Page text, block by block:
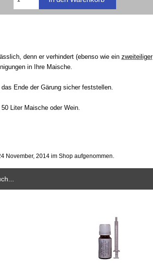
denn er verhindert (ebenso wie ein zweiteiliger
in Ihre Maische.
Ende der Gärung sicher feststellen.
Liter Maische oder Wein.
November, 2014 im Shop aufgenommen.